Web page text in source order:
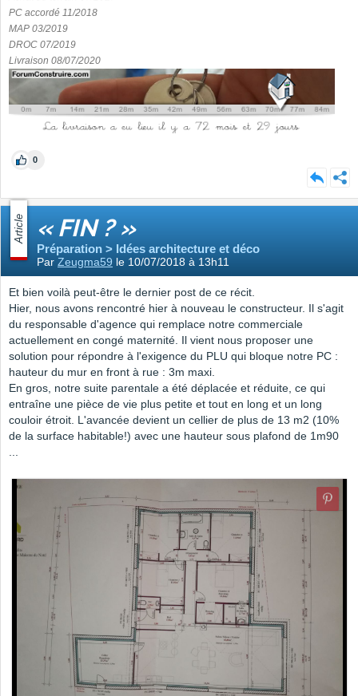
PC accordé 11/2018
MAP 03/2019
DROC 07/2019
Livraison 08/07/2020
0
Article « FIN ? »
Préparation > Idées architecture et déco
Par Zeugma59 le 10/07/2018 à 13h11
Et bien voilà peut-être le dernier post de ce récit.
Hier, nous avons rencontré hier à nouveau le constructeur. Il s'agit
du responsable d'agence qui remplace notre commerciale
actuellement en congé maternité. Il vient nous proposer une
solution pour répondre à l'exigence du PLU qui bloque notre PC :
hauteur du mur en front à rue : 3m maxi.
En gros, notre suite parentale a été déplacée et réduite, ce qui
entraîne une pièce de vie plus petite et tout en long et un long
couloir étroit. L'avancée devient un cellier de plus de 13 m2 (10%
de la surface habitable!) avec une hauteur sous plafond de 1m90
...